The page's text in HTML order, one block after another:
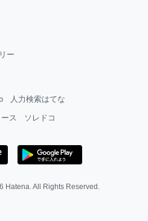
ー
人力検索はてな
ス ソレドコ
Hatena . All Rights Reserved.